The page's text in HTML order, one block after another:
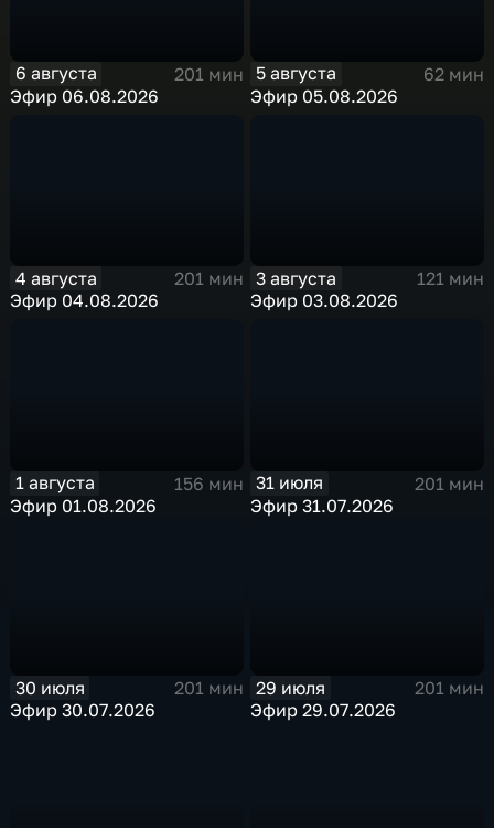
6 августа
201 мин
Эфир 06.08.2026
5 августа
62 мин
Эфир 05.08.2026
4 августа
201 мин
Эфир 04.08.2026
3 августа
121 мин
Эфир 03.08.2026
1 августа
156 мин
Эфир 01.08.2026
31 июля
201 мин
Эфир 31.07.2026
30 июля
201 мин
Эфир 30.07.2026
29 июля
201 мин
Эфир 29.07.2026